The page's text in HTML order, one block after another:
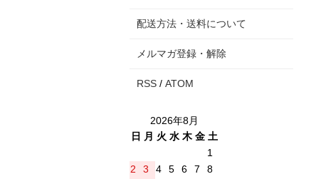
配送方法・送料について
メルマガ登録・解除
RSS / ATOM
2026年8月
日
月 火 水 木 金 土
1
2
3 4 5 6 7
8